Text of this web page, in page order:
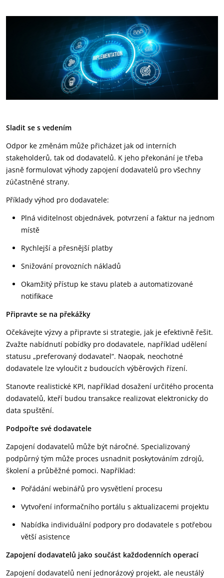
Sladit se s vedením
Odpor ke změnám může přicházet jak od interních
stakeholderů, tak od dodavatelů. K jeho překonání je třeba
jasně formulovat výhody zapojení dodavatelů pro všechny
zúčastněné strany.
Příklady výhod pro dodavatele:
Plná viditelnost objednávek, potvrzení a faktur na jednom
místě
Rychlejší a přesnější platby
Snižování provozních nákladů
Okamžitý přístup ke stavu plateb a automatizované
notifikace
Připravte se na překážky
Očekávejte výzvy a připravte si strategie, jak je efektivně řešit.
Zvažte nabídnutí pobídky pro dodavatele, například udělení
statusu „preferovaný dodavatel“. Naopak, neochotné
dodavatele lze vyloučit z budoucích výběrových řízení.
Stanovte realistické KPI, například dosažení určitého procenta
dodavatelů, kteří budou transakce realizovat elektronicky do
data spuštění.
Podpořte své dodavatele
Zapojení dodavatelů může být náročné. Specializovaný
podpůrný tým může proces usnadnit poskytováním zdrojů,
školení a průběžné pomoci. Například:
Pořádání webinářů pro vysvětlení procesu
Vytvoření informačního portálu s aktualizacemi projektu
Nabídka individuální podpory pro dodavatele s potřebou
větší asistence
Zapojení dodavatelů jako součást každodenních operací
Zapojení dodavatelů není jednorázový projekt, ale neustálý